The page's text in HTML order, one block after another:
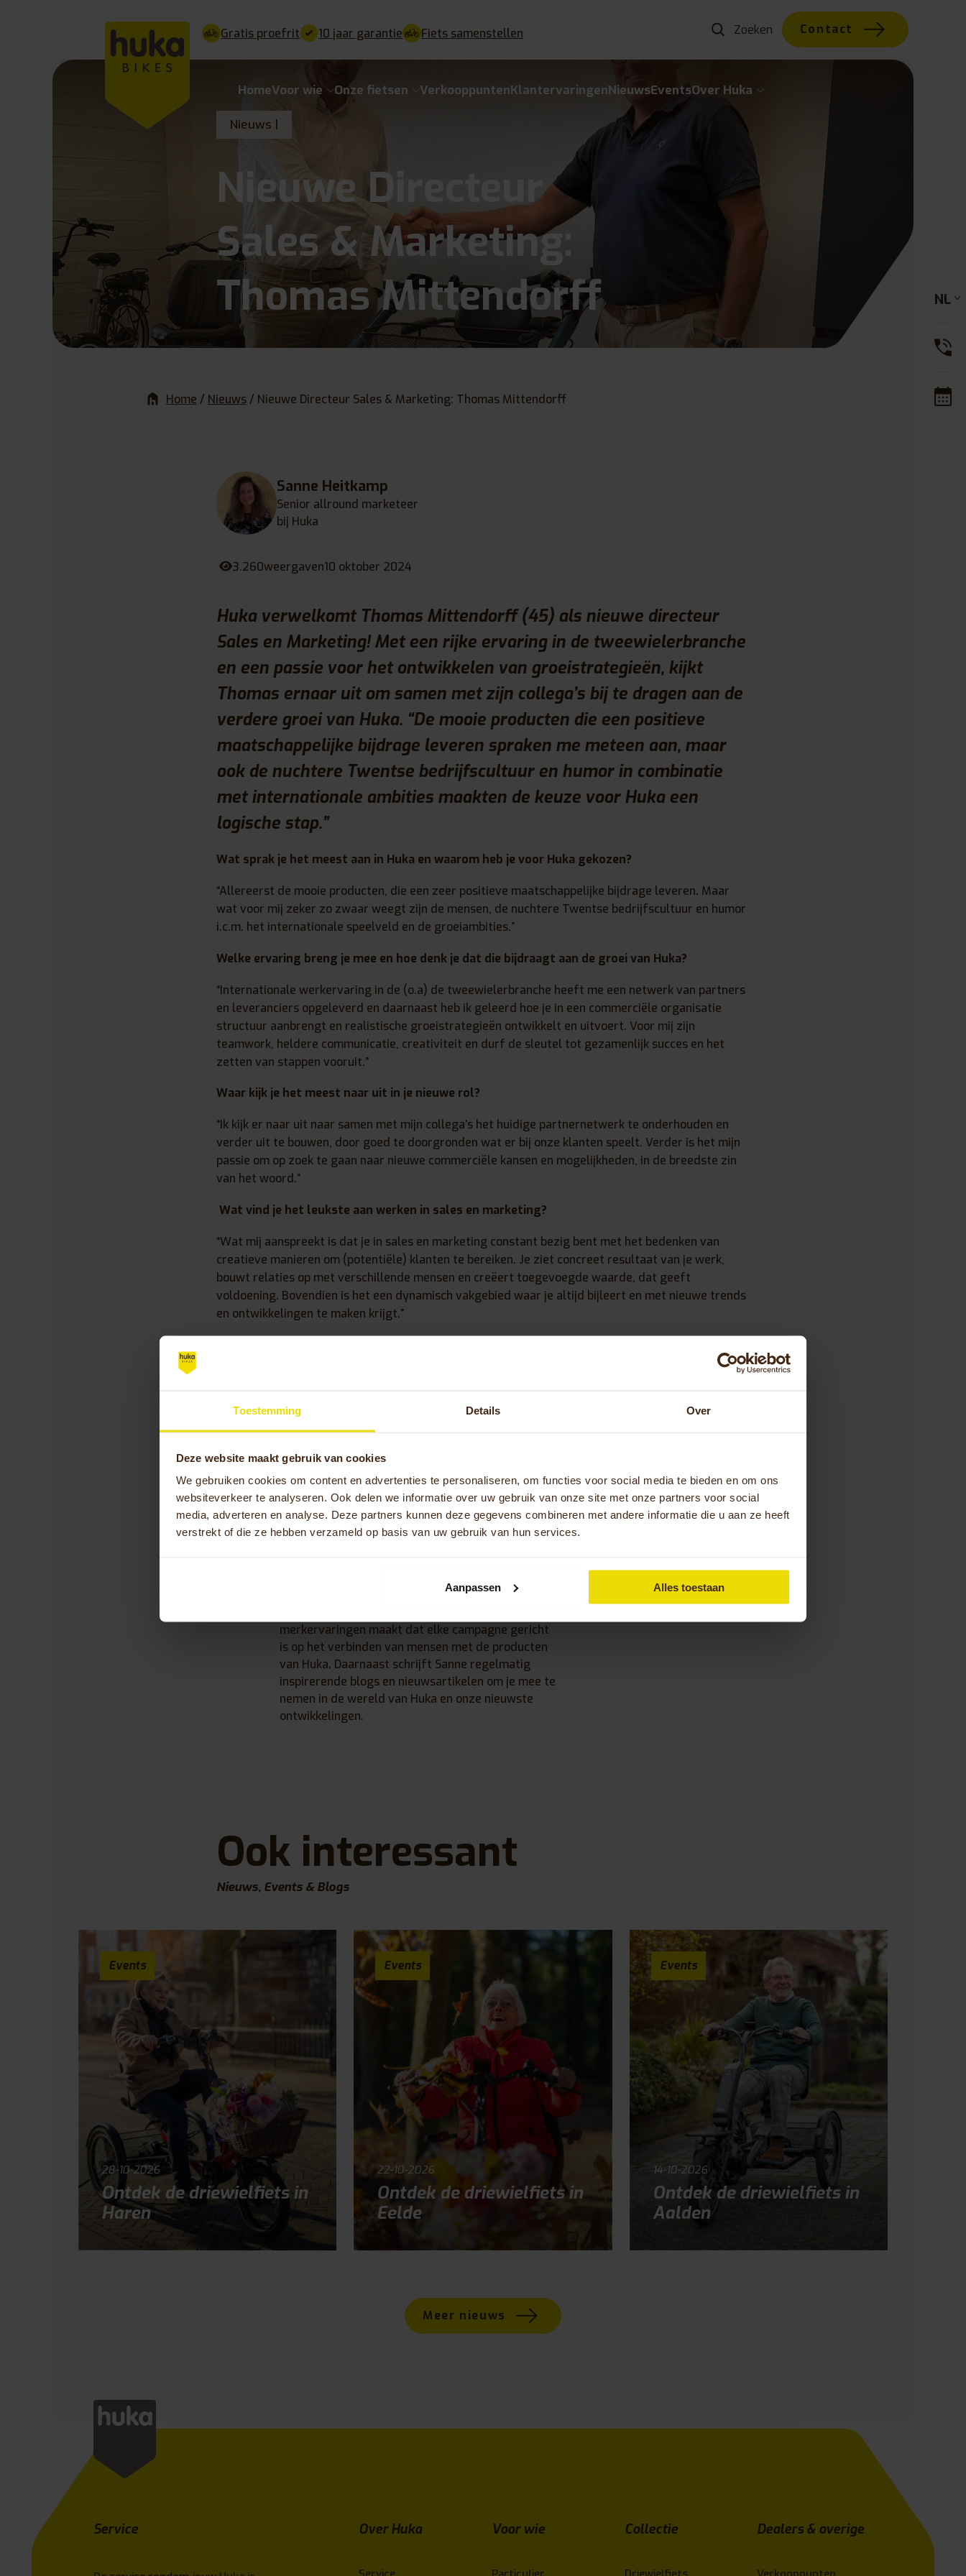
Toestemming Details Over
Deze website maakt gebruik van cookies
We gebruiken cookies om content en advertenties te personaliseren, om functies voor social media te bieden en om ons
websiteverkeer te analyseren. Ook delen we informatie over uw gebruik van onze site met onze partners voor social
media, adverteren en analyse. Deze partners kunnen deze gegevens combineren met andere informatie die u aan ze heeft
verstrekt of die ze hebben verzameld op basis van uw gebruik van hun services.
Aanpassen Alles toestaan
Gratis proefrit 10 jaar garantie Fiets samenstellen Contact
HomeVoor wie Onze fietsen VerkooppuntenKlantervaringenNieuwsEventsOver Huka
Nieuws |
Nieuwe Directeur
Sales & Marketing:
Thomas Mittendorff
Home / Nieuws/ Nieuwe Directeur Sales & Marketing: Thomas Mittendorff
Sanne Heitkamp
Senior allround marketeer
bij Huka
3.260weergaven10 oktober 2024
Huka verwelkomt Thomas Mittendorff (45) als nieuwe directeur
Sales en Marketing! Met een rijke ervaring in de tweewielerbranche
en een passie voor het ontwikkelen van groeistrategieën, kijkt
Thomas ernaar uit om samen met zijn collega’s bij te dragen aan de
verdere groei van Huka. “De mooie producten die een positieve
maatschappelijke bijdrage leveren spraken me meteen aan, maar
ook de nuchtere Twentse bedrijfscultuur en humor in combinatie
met internationale ambities maakten de keuze voor Huka een
logische stap.”
Wat sprak je het meest aan in Huka en waarom heb je voor Huka gekozen?
“Allereerst de mooie producten, die een zeer positieve maatschappelijke bijdrage leveren. Maar
wat voor mij zeker zo zwaar weegt zijn de mensen, de nuchtere Twentse bedrijfscultuur en humor
i.c.m. het internationale speelveld en de groeiambities.”
Welke ervaring breng je mee en hoe denk je dat die bijdraagt aan de groei van Huka?
“Internationale werkervaring in de (o.a) de tweewielerbranche heeft me een netwerk van partners
en leveranciers opgeleverd en daarnaast heb ik geleerd hoe je in een commerciële organisatie
structuur aanbrengt en realistische groeistrategieën ontwikkelt en uitvoert. Voor mij zijn
teamwork, heldere communicatie, creativiteit en durf de sleutel tot gezamenlijk succes en het
zetten van stappen vooruit.”
Waar kijk je het meest naar uit in je nieuwe rol?
“Ik kijk er naar uit naar samen met mijn collega’s het huidige partnernetwerk te onderhouden en
verder uit te bouwen, door goed te doorgronden wat er bij onze klanten speelt. Verder is het mijn
passie om op zoek te gaan naar nieuwe commerciële kansen en mogelijkheden, in de breedste zin
van het woord.”
Wat vind je het leukste aan werken in sales en marketing?
“Wat mij aanspreekt is dat je in sales en marketing constant bezig bent met het bedenken van
creatieve manieren om (potentiële) klanten te bereiken. Je ziet concreet resultaat van je werk,
bouwt relaties op met verschillende mensen en creëert toegevoegde waarde, dat geeft
voldoening. Bovendien is het een dynamisch vakgebied waar je altijd bijleert en met nieuwe trends
en ontwikkelingen te maken krijgt.”
optredens en tijdens vakanties ben ik het liefst op avontuur met mijn gezin of vrienden om de
wereld verder te ontdekken!”
Sanne Heitkamp
Senior allround marketeer bij Huka
de unieke identiteit van Huka uit te dragen. Haar
merkervaringen maakt dat elke campagne gericht
is op het verbinden van mensen met de producten
van Huka. Daarnaast schrijft Sanne regelmatig
inspirerende blogs en nieuwsartikelen om je mee te
nemen in de wereld van Huka en onze nieuwste
ontwikkelingen.
Ook interessant
Nieuws, Events & Blogs
Events
28-10-2026
Ontdek de driewielfiets in
Haren
Events
22-10-2026
Ontdek de driewielfiets in
Eelde
Events
14-10-2026
Ontdek de driewielfiets in
Aalden
Meer nieuws
Service Over Huka Voor wie Collectie Dealers & overige
NL